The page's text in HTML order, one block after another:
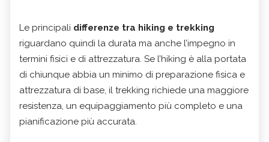
Le principali differenze tra hiking e trekking
riguardano quindi la durata ma anche l’impegno in
termini fisici e di attrezzatura. Se l’hiking è alla portata
di chiunque abbia un minimo di preparazione fisica e
attrezzatura di base, il trekking richiede una maggiore
resistenza, un equipaggiamento più completo e una
pianificazione più accurata.